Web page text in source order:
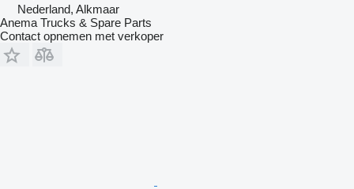
Nederland, Alkmaar
Anema Trucks & Spare Parts
Contact opnemen met verkoper